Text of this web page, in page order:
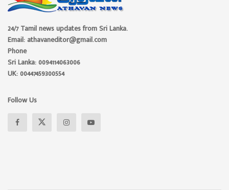
24/7 Tamil news updates from Sri Lanka.
Email: athavaneditor@gmail.com
Phone
Sri Lanka: 0094114063006
UK: 00447459300554
Follow Us